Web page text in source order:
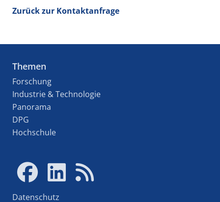
Zurück zur Kontaktanfrage
Themen
Forschung
Industrie & Technologie
Panorama
DPG
Hochschule
Datenschutz